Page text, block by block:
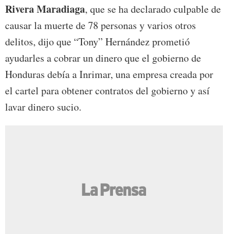
Rivera Maradiaga, que se ha declarado culpable de
causar la muerte de 78 personas y varios otros
delitos, dijo que “Tony” Hernández prometió
ayudarles a cobrar un dinero que el gobierno de
Honduras debía a Inrimar, una empresa creada por
el cartel para obtener contratos del gobierno y así
lavar dinero sucio.